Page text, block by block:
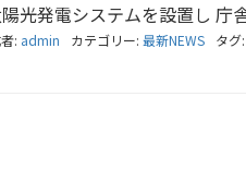
光発電システムを設置し
: admin カテゴリー: 最新NEWS タグ: